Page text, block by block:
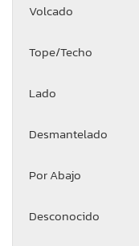
Volcado
Tope/Techo
Lado
Desmantelado
Por Abajo
Desconocido